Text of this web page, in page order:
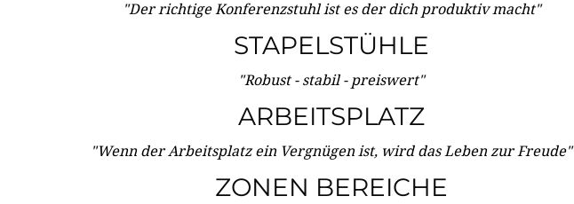
"Der richtige Konferenzstuhl ist es der dich produktiv macht"
STAPELSTÜHLE
"Robust - stabil - preiswert"
ARBEITSPLATZ
"Wenn der Arbeitsplatz ein Vergnügen ist, wird das Leben zur Freude"
ZONEN BEREICHE